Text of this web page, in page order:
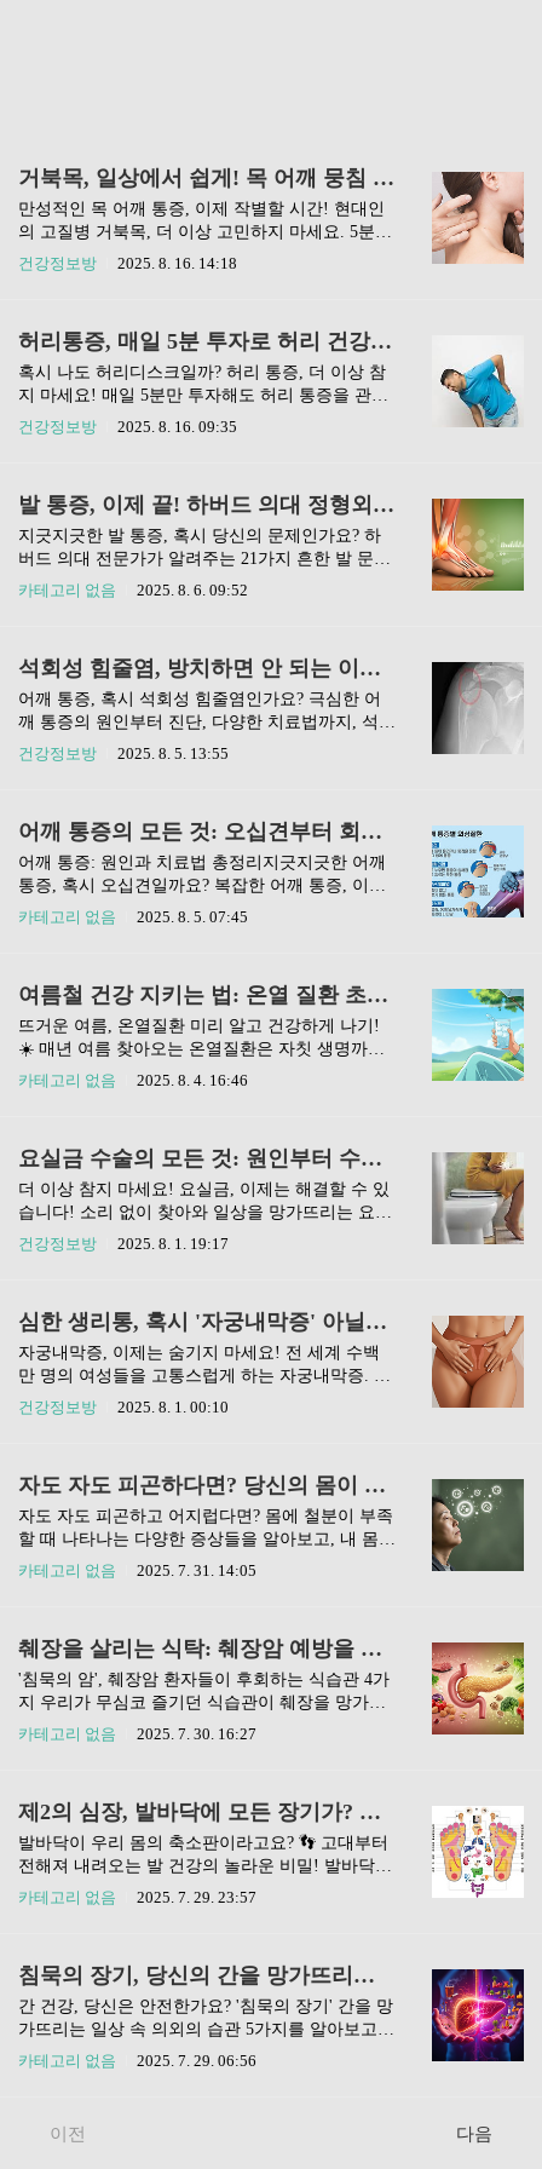
거북목, 일상에서 쉽게! 목 어깨 뭉침 푸는 5분 스트레칭 총정리
만성적인 목 어깨 통증, 이제 작별할 시간! 현대인
의 고질병 거북목, 더 이상 고민하지 마세요. 5분
투자로 통증을 완화하고 바른 자세를 되찾을 수 있
앞으로 쭈욱 빠져 거울 속 제 모습이 마치 거북이처
럼 변해 있는 걸 보고 깜짝 놀랄 때가 많아요. 🐢 처
음엔 그냥 '피곤해서 그런가?' 싶었는데, 이게 목 어
깨 통증으로 이어지고 두통까지 생기니까 진짜 큰
일이더라고요. 혹시 여러분도 저처럼 만성적인 불
목'이라고도 불리는데요. 정상적인 C자 형태의 경
추(목뼈)가 일..
건강정보방 2025. 8. 16. 14:18
허리통증, 매일 5분 투자로 허리 건강 되찾기: 통증 완화 스트레칭 총정리
혹시 나도 허리디스크일까? 허리 통증, 더 이상 참
지 마세요! 매일 5분만 투자해도 허리 통증을 관리
하고 예방할 수 있는 실용적인 팁과 스트레칭 방법
요. 앉아있을 땐 몰랐는데, 저녁에 집에 가서 침대
에 누우면 꼭 허리가 뻐근하고 아파서 잠 못 이루는
날이 많았어요. 처음엔 '그냥 피곤해서 그렇겠지~'
했는데, 이게 은근히 일상생활에 큰 불편함을 주더
라고요. 😥 허리 통증이 단순히 피로 때문일까, 아
허리가 아픈 이유는 정말 다양한데요. 보통은 잘못
된 생활 습..
건강정보방 2025. 8. 16. 09:35
발 통증, 이제 끝! 하버드 의대 정형외과 의사가 공개하는 발 건강 비밀
지긋지긋한 발 통증, 혹시 당신의 문제인가요? 하
버드 의대 전문가가 알려주는 21가지 흔한 발 문제
해결책으로, 이제는 고통 없이 당당하게 걸어보세
첫발을 내디딜 때 느껴지는 찌릿한 통증, 오래 걸으
면 발바닥이 화끈거리는 느낌... 저도 그런 경험이
많아서 그 고통을 너무 잘 알고 있어요. 단순히 불
편한 정도를 넘어 일상생활의 질을 완전히 떨어뜨
리죠. 하지만 포기하긴 아직 일러요! 하버드 의대
있답니다. 함께 알아볼까요? 👣발 통증의 흔한 원
인 5가지 알아보기 ?..
카테고리 없음 2025. 8. 6. 09:52
석회성 힘줄염, 방치하면 안 되는 이유와 효과적인 비수술적 치료법
어깨 통증, 혹시 석회성 힘줄염인가요? 극심한 어
깨 통증의 원인부터 진단, 다양한 치료법까지, 석회
성 힘줄염에 대한 모든 것을 쉽고 친절하게 알려드
문에 고생하고 계시다면, 석회성 힘줄염을 의심해
볼 필요가 있어요. 저도 처음엔 단순한 어깨 결림인
줄 알았는데, 통증이 너무 심해서 병원을 찾았다가
이 진단을 받고 깜짝 놀랐거든요. 다행히 적절한 치
료를 통해 지금은 많이 좋아졌답니다 😊. 그래서
려드리려고 합니다. 원인부터 증상, 그리고 다양한
치료 방법까지 함께 알아..
건강정보방 2025. 8. 5. 13:55
어깨 통증의 모든 것: 오십견부터 회전근개 파열까지 완벽 정리 가이드
어깨 통증: 원인과 치료법 총정리지긋지긋한 어깨
통증, 혹시 오십견일까요? 복잡한 어깨 통증, 이제
방치하지 마세요! 다양한 원인과 증상부터 치료법
이 겪고 있는 어깨 통증에 대해 자세히 알아보려고
해요. 저도 한때 어깨가 너무 아파서 잠도 못 자고
고생했던 경험이 있거든요. '어깨 통증'이라고 하면
그냥 며칠 쉬면 나아지겠지 싶지만, 사실 원인과 종
류가 정말 다양하고, 잘못된 대처는 오히려 증상을
는지 조금은 감이 오실 거예요. 그럼, 함께 어깨 통
증의 비밀을..
카테고리 없음 2025. 8. 5. 07:45
여름철 건강 지키는 법: 온열 질환 초기 증상 파악과 현명한 응급조치 팁
뜨거운 여름, 온열질환 미리 알고 건강하게 나기!
☀️ 매년 여름 찾아오는 온열질환은 자칫 생명까지
위협할 수 있는 무서운 손님이에요. 열탈진, 열사병
아, 진짜 너무 덥지 않나요? 🫠 여름만 되면 저는 집
밖에 나가는 게 두렵더라고요. 가만히 있어도 땀이
주르륵 흐르고, 조금만 움직여도 머리가 핑 도는 것
같고요. 이런 날씨에 정말 조심해야 할 게 바로 '온
열질환'이잖아요. 매년 여름마다 뉴스에서 안 좋은
제대로 알고 대비해야겠다 싶더라고요!그래서 오
늘은..
카테고리 없음 2025. 8. 4. 16:46
요실금 수술의 모든 것: 원인부터 수술 방법, 회복 관리까지 완벽 정리!
더 이상 참지 마세요! 요실금, 이제는 해결할 수 있
습니다! 소리 없이 찾아와 일상을 망가뜨리는 요실
금. 걱정만 하고 계셨나요? 이젠 달라질 때입니다.
어떡하지?"... 요실금 때문에 이런 걱정 많이 해보
셨을 거예요. 저도 예전에 아는 지인분이 요실금 때
문에 정말 힘들어하셨던 걸 봤거든요. 일상생활은
물론이고, 사람 만나는 것까지 주저하게 된다고 하
시더라고요. 😥 하지만 요실금은 숨길 질환이 아니
안전하고 효과적으로 치료가 가능해졌어요. 오늘
은 요실금 때문에 고민..
건강정보방 2025. 8. 1. 19:17
심한 생리통, 혹시 '자궁내막증' 아닐까요? 증상부터 관리법까지!
자궁내막증, 이제는 숨기지 마세요! 전 세계 수백
만 명의 여성들을 고통스럽게 하는 자궁내막증. 이
글에서는 자궁내막증이 무엇인지, 주요 증상은 무
요!혹시 매달 찾아오는 생리통이 너무 심해서 일상
생활이 힘들거나, 만성 골반통으로 고생하고 계신
가요? 어쩌면 그게 단순한 생리통이 아닐 수도 있
어요. 제가 주변 지인들을 통해서도 정말 많이 듣는
이야기인데, 생각보다 많은 여성분들이 '자궁내막
끙 앓는 분들이 많다는 거죠. 😔 저도 처음엔 저만
그런 줄 알았지 뭐예요.오늘은..
건강정보방 2025. 8. 1. 00:10
자도 자도 피곤하다면? 당신의 몸이 보내는 철분 부족 신호 9가지!
자도 자도 피곤하고 어지럽다면? 몸에 철분이 부족
할 때 나타나는 다양한 증상들을 알아보고, 내 몸의
신호를 정확히 이해하여 건강을 지키는 방법을 안
만 움직여도 숨이 차고 어지럽다면... 혹시 저처럼
만성 피로에 시달리고 계신 건 아닌가요? 😞 솔직
히 말해서 저도 예전에는 그냥 '피곤한가 보다', '나
이가 들어서 그런가?' 하고 넘겼어요. 그런데 알고
보니 이런 증상들이 몸속 철분 부족의 신호일 수 있
반에 필수적이라 부족해지면 온몸에 문제가 생길
수 ..
카테고리 없음 2025. 7. 31. 14:05
췌장을 살리는 식탁: 췌장암 예방을 위한 식습관 개선 가이드 4가지
'침묵의 암', 췌장암 환자들이 후회하는 식습관 4가
지 우리가 무심코 즐기던 식습관이 췌장을 망가뜨
리는 지름길이었다는 사실, 알고 계셨나요? 췌장암
병이죠. 초기 증상이 거의 없어서 뒤늦게 발견되는
경우가 많고, 치료도 까다로워서 많은 분들이 두려
워하는 암인데요. 저도 이 소식을 들을 때마다 마음
이 철렁하곤 해요. 하지만 췌장암 진단 후, 많은 환
자분들이 공통적으로 "아, 그때 이걸 알았더라
을 힘들게 하고 있는 건 아닐까요? 오늘은 췌장암
환자들이 가장 후회하는 식..
카테고리 없음 2025. 7. 30. 16:27
제2의 심장, 발바닥에 모든 장기가? 신비로운 발바닥 반사구와 건강 연계성 완전 분석!
발바닥이 우리 몸의 축소판이라고요? 👣 고대부터
전해져 내려오는 발 건강의 놀라운 비밀! 발바닥의
특정 부위가 우리 몸속 장기와 어떻게 연결되어 있
발에 얼마나 신경 쓰고 계신가요? 저는 퇴근하고
집에 오면 발이 너무 피곤해서 주물주물 마사지하
는 게 일상인데요. 😥 가끔은 발이 아프면 다른 곳
까지 쑤시는 것 같은 기분이 들 때가 있잖아요? 그
래서 문득 '발이 정말 우리 몸이랑 연결되어 있나?'
판'이라고 불릴 정도로 중요한 역할을 해왔다고 해
카테고리 없음 2025. 7. 29. 23:57
침묵의 장기, 당신의 간을 망가뜨리는 5가지, 간 건강 지키는 습관
간 건강, 당신은 안전한가요? '침묵의 장기' 간을 망
가뜨리는 일상 속 의외의 습관 5가지를 알아보고,
소중한 간을 지키는 방법을 함께 찾아봐요! ✨"피
때문이겠지' 하고 대수롭지 않게 넘겼죠. 그런데 알
카테고리 없음 2025. 7. 29. 06:56
이전 다음